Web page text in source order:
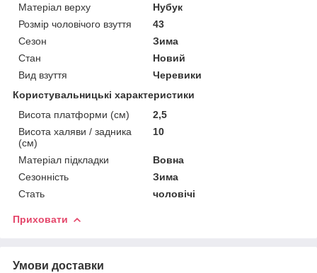
Матеріал верху
Нубук
Розмір чоловічого взуття
43
Сезон
Зима
Стан
Новий
Вид взуття
Черевики
Користувальницькі характеристики
Висота платформи (см)
2,5
Висота халяви / задника
(см)
10
Матеріал підкладки
Вовна
Сезонність
Зима
Стать
чоловічі
Приховати
Умови доставки